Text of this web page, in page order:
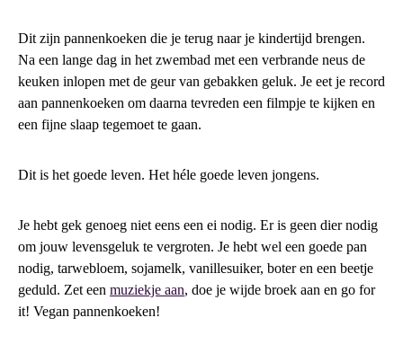
Dit zijn pannenkoeken die je terug naar je kindertijd brengen.
Na een lange dag in het zwembad met een verbrande neus de
keuken inlopen met de geur van gebakken geluk. Je eet je record
aan pannenkoeken om daarna tevreden een filmpje te kijken en
een fijne slaap tegemoet te gaan.
Dit is het goede leven. Het héle goede leven jongens.
Je hebt gek genoeg niet eens een ei nodig. Er is geen dier nodig
om jouw levensgeluk te vergroten. Je hebt wel een goede pan
nodig, tarwebloem, sojamelk, vanillesuiker, boter en een beetje
geduld. Zet een muziekje aan, doe je wijde broek aan en go for
it! Vegan pannenkoeken!